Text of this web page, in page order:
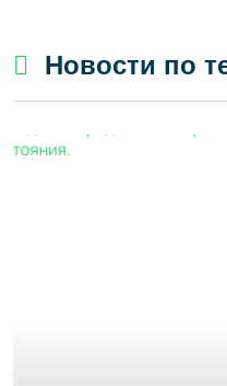
Новости по